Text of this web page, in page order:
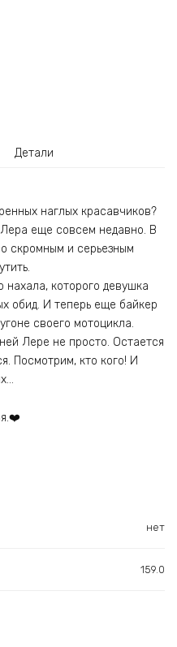
Детали
наглых красавчиков?
еще совсем недавно. В
скромным и серьезным
нахала, которого девушка
обид. И теперь еще байкер
своего мотоцикла.
Лере не просто. Остается
Посмотрим, кто кого! И
нет
159.0